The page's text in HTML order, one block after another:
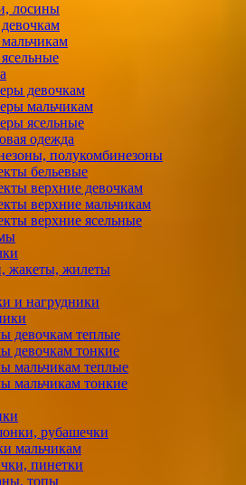
лосины
девочкам
мальчикам
ясельные
одежда
полукомбинезоны
бельевые
верхние девочкам
верхние мальчикам
верхние ясельные
жакеты, жилеты
и нагрудники
девочкам теплые
девочкам тонкие
мальчикам теплые
мальчикам тонкие
рубашечки
мальчикам
пинетки
топы